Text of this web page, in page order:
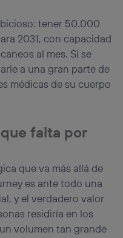
tener 50.000
2031, con capacidad
al mes. Si se
a una gran parte de
médicas de su cuerpo
falta por
que va más allá de
es ante todo una
y el verdadero valor
residiría en los
volumen tan grande